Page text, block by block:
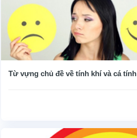
Từ vựng chủ đề về tính khí và cá tính